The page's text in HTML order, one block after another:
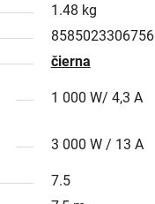
1.48 kg
8585023306756
čierna
1 000 W/ 4,3 A
3 000 W / 13 A
7.5